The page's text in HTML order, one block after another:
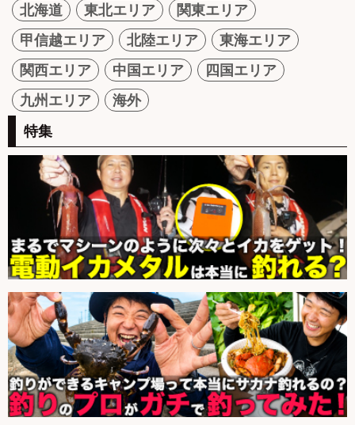
北海道 東北エリア
関東エリア
甲信越エリア
北陸エリア
東海エリア
関西エリア
中国エリア
四国エリア
九州エリア
海外
特集